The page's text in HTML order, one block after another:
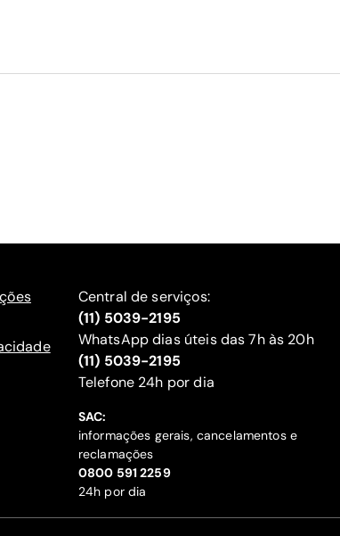
Central de serviços:
(11) 5039-2195
WhatsApp dias úteis das 7h às 20h
(11) 5039-2195
‍Telefone 24h por dia
SAC:
informações gerais, cancelamentos e
reclamações
‍0800 591 2259
24h por dia